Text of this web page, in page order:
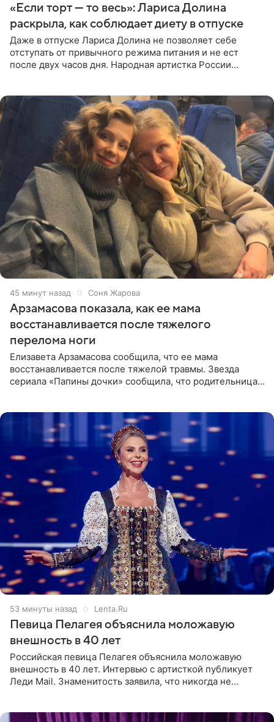
«Если торт — то весь»: Лариса Долина
раскрыла, как соблюдает диету в отпуске
Даже в отпуске Лариса Долина не позволяет себе
отступать от привычного режима питания и не ест
после двух часов дня. Народная артистка России
45 минут назад Соня Жарова
Арзамасова показала, как ее мама
восстанавливается после тяжелого
перелома ноги
Елизавета Арзамасова сообщила, что ее мама
восстанавливается после тяжелой травмы. Звезда
сериала «Папины дочки» сообщила, что родительница
53 минуты назад Lenta.Ru
Певица Пелагея объяснила моложавую
внешность в 40 лет
Российская певица Пелагея объяснила моложавую
внешность в 40 лет. Интервью с артисткой публикует
Леди Mail. Знаменитость заявила, что никогда не